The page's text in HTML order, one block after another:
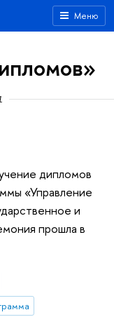
Меню
дипломов
«Управление
и
прошла в